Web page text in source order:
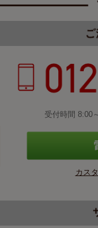
受付時間 8:00
カス